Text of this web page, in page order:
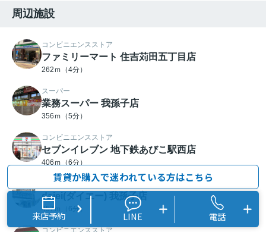
周辺施設
コンビニエンスストア
ファミリーマート 住吉苅田五丁目店
262ｍ（4分）
スーパー
業務スーパー 我孫子店
356ｍ（5分）
コンビニエンスストア
セブンイレブン 地下鉄あびこ駅西店
406ｍ（6分）
スーパー
daiei(ダイエー) 我孫子店
457ｍ（6分）
賃貸か購入で迷われている方はこちら
来店予約 LINE 電話